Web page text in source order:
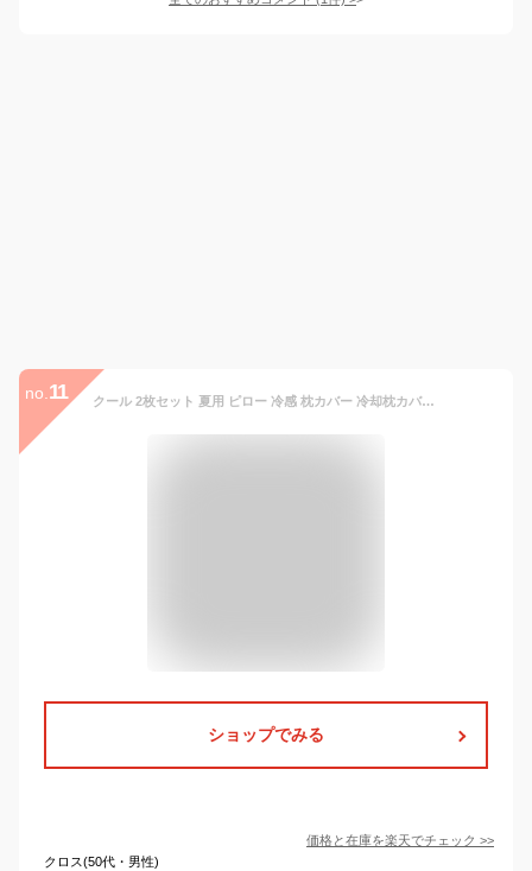
no. 11 クール 2枚セット 夏用 ピロー 冷感 枕カバー 冷却枕カバー ひんやり 接触冷感 冷却枕カバー ピロケース 48x74cm 省エネ 丸洗い まくらカバー 枕カバー 無地
ショップでみる
価格と在庫を楽天でチェック >>
クロス(50代・男性)